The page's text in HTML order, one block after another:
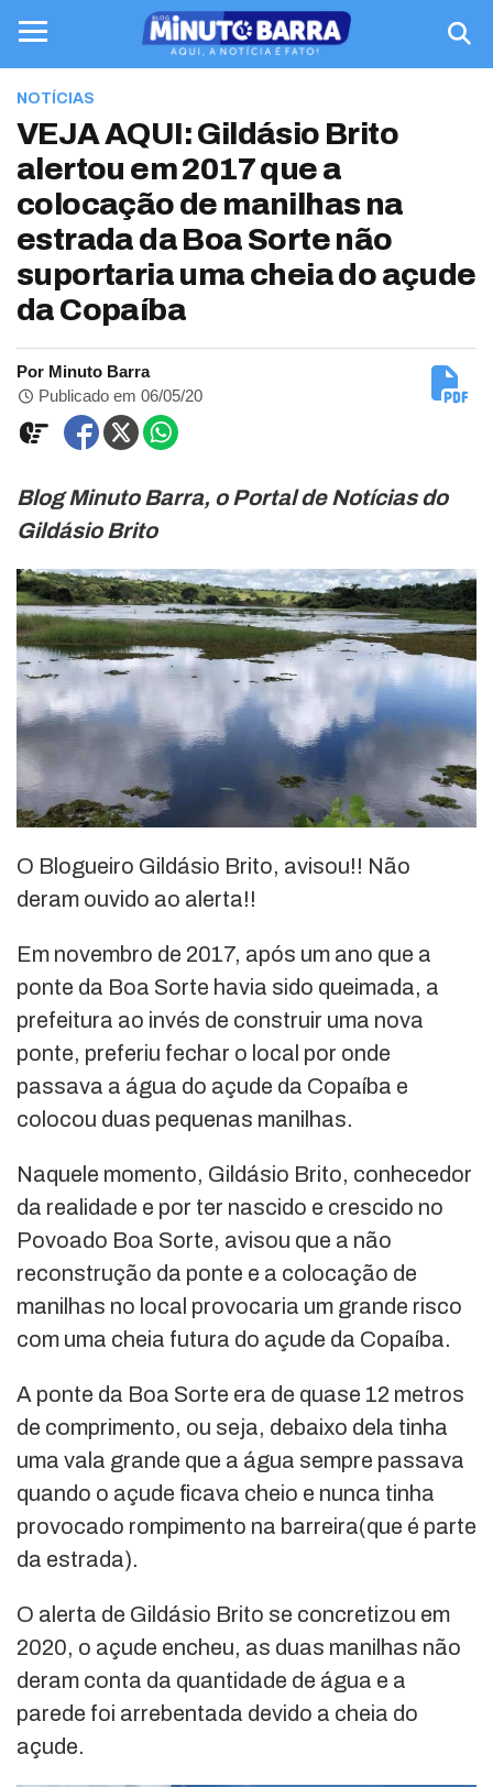
NOTÍCIAS
VEJA AQUI: Gildásio Brito
alertou em 2017 que a
colocação de manilhas na
estrada da Boa Sorte não
suportaria uma cheia do açude
da Copaíba
Por Minuto Barra
Publicado em 06/05/20
Blog Minuto Barra, o Portal de Notícias do
Gildásio Brito
O Blogueiro Gildásio Brito, avisou!! Não
deram ouvido ao alerta!!
Em novembro de 2017, após um ano que a
ponte da Boa Sorte havia sido queimada, a
prefeitura ao invés de construir uma nova
ponte, preferiu fechar o local por onde
passava a água do açude da Copaíba e
colocou duas pequenas manilhas.
Naquele momento, Gildásio Brito, conhecedor
da realidade e por ter nascido e crescido no
Povoado Boa Sorte, avisou que a não
reconstrução da ponte e a colocação de
manilhas no local provocaria um grande risco
com uma cheia futura do açude da Copaíba.
A ponte da Boa Sorte era de quase 12 metros
de comprimento, ou seja, debaixo dela tinha
uma vala grande que a água sempre passava
quando o açude ficava cheio e nunca tinha
provocado rompimento na barreira(que é parte
da estrada).
O alerta de Gildásio Brito se concretizou em
2020, o açude encheu, as duas manilhas não
deram conta da quantidade de água e a
parede foi arrebentada devido a cheia do
açude.